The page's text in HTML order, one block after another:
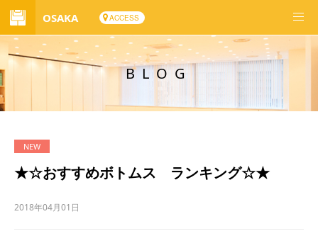
OSAKA ACCESS
BLOG
★☆おすすめボトムス ランキング☆★
2018年04月01日